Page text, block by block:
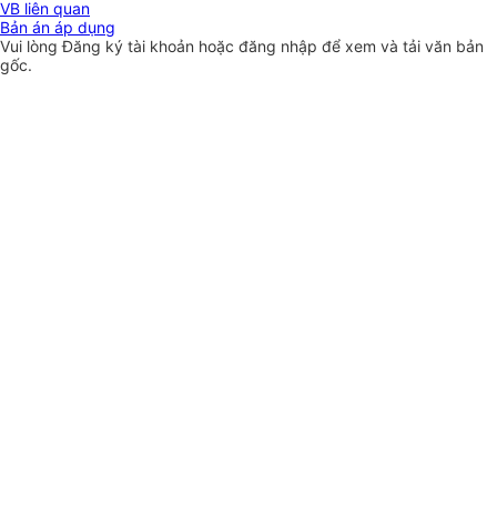
VB liên quan
Bản án áp dụng
Vui lòngĐăng ký tài khoản hoặc đăng nhập để xem và tải văn bản
gốc.